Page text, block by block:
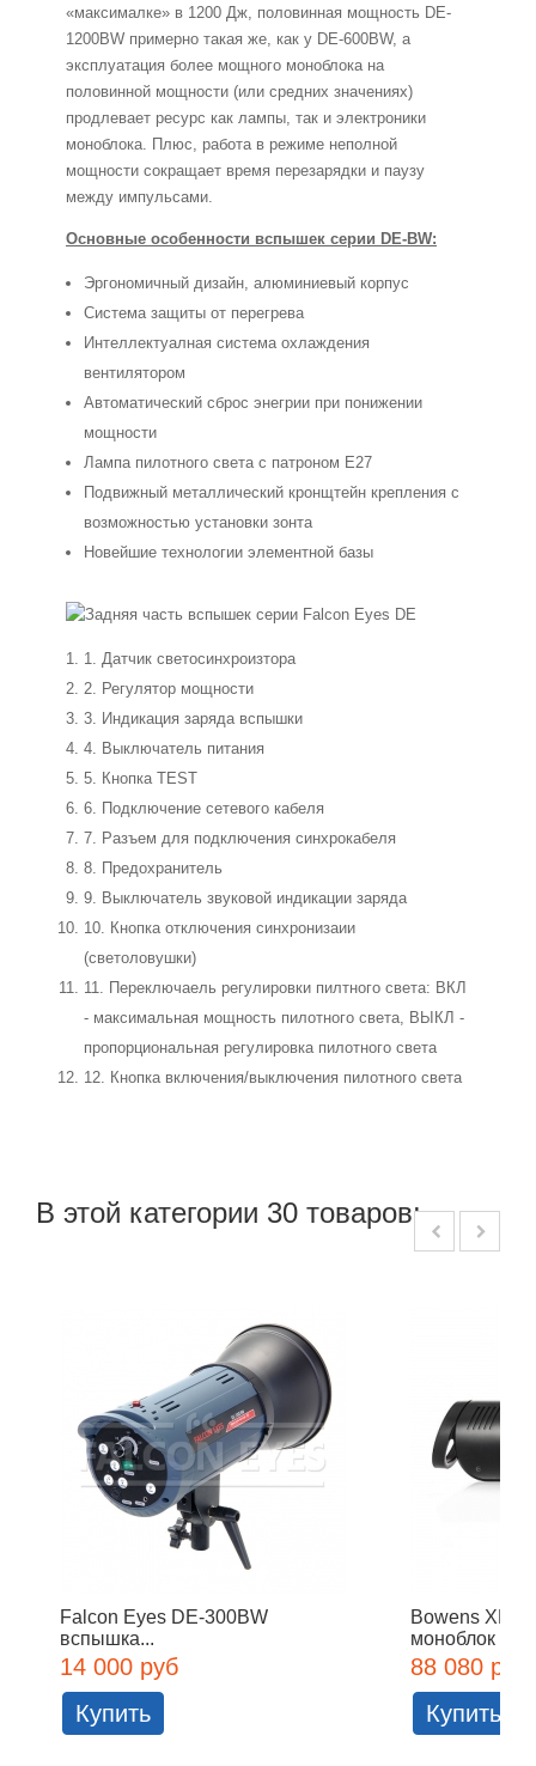
«максималке» в 1200 Дж, половинная мощность DE-
1200BW примерно такая же, как у DE-600BW, а
эксплуатация более мощного моноблока на
половинной мощности (или средних значениях)
продлевает ресурс как лампы, так и электроники
моноблока. Плюс, работа в режиме неполной
мощности сокращает время перезарядки и паузу
между импульсами.
Основные особенности вспышек серии DE-BW:
Эргономичный дизайн, алюминиевый корпус
Система защиты от перегрева
Интеллектуалная система охлаждения
вентилятором
Автоматический сброс энегрии при понижении
мощности
Лампа пилотного света с патроном E27
Подвижный металлический кронщтейн крепления с
возможностью установки зонта
Новейшие технологии элементной базы
1. Датчик светосинхроизтора
2. Регулятор мощности
3. Индикация заряда вспышки
4. Выключатель питания
5. Кнопка TEST
6. Подключение сетевого кабеля
7. Разъем для подключения синхрокабеля
8. Предохранитель
9. Выключатель звуковой индикации заряда
10. Кнопка отключения синхронизаии
(светоловушки)
11. Переключаель регулировки пилтного света: ВКЛ
- максимальная мощность пилотного света, ВЫКЛ -
пропорциональная регулировка пилотного света
12. Кнопка включения/выключения пилотного света
В этой категории 30 товаров:
Falcon Eyes DE-300BW
вспышка...
14 000 руб
Купить
Bowens XMS
моноблок
88 080 руб
Купить